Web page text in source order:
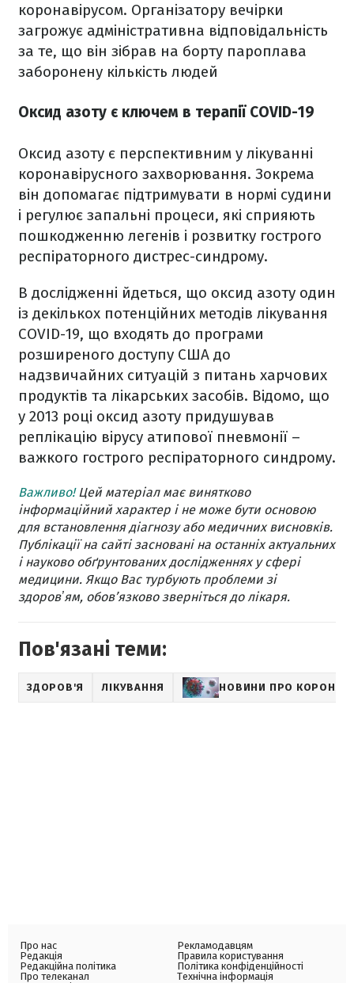
коронавірусом. Організатору вечірки
загрожує адміністративна відповідальність
за те, що він зібрав на борту пароплава
заборонену кількість людей
Оксид азоту є ключем в терапії COVID-19
Оксид азоту є перспективним у лікуванні
коронавірусного захворювання. Зокрема
він допомагає підтримувати в нормі судини
і регулює запальні процеси, які сприяють
пошкодженню легенів і розвитку гострого
респіраторного дистрес-синдрому.
В дослідженні йдеться, що оксид азоту один
із декількох потенційних методів лікування
COVID-19, що входять до програми
розширеного доступу США до
надзвичайних ситуацій з питань харчових
продуктів та лікарських засобів. Відомо, що
у 2013 році оксид азоту придушував
реплікацію вірусу атипової пневмонії –
важкого гострого респіраторного синдрому.
Важливо!Цей матеріал має винятково
інформаційний характер і не може бути основою
для встановлення діагнозу або медичних висновків.
Публікації на сайті засновані на останніх актуальних
і науково обґрунтованих дослідженнях у сфері
медицини. Якщо Вас турбують проблеми зі
здоровʼям, обов’язково зверніться до лікаря.
Пов'язані теми:
ЗДОРОВ'Я ЛІКУВАННЯ НОВИНИ ПРО
Про нас
Редакція
Редакційна політика
Про телеканал
Рекламодавцям
Правила користування
Політика конфіденційності
Технічна інформація